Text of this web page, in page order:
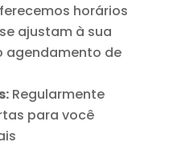
horários
ajustam à sua
agendamento de
Regularmente
para você